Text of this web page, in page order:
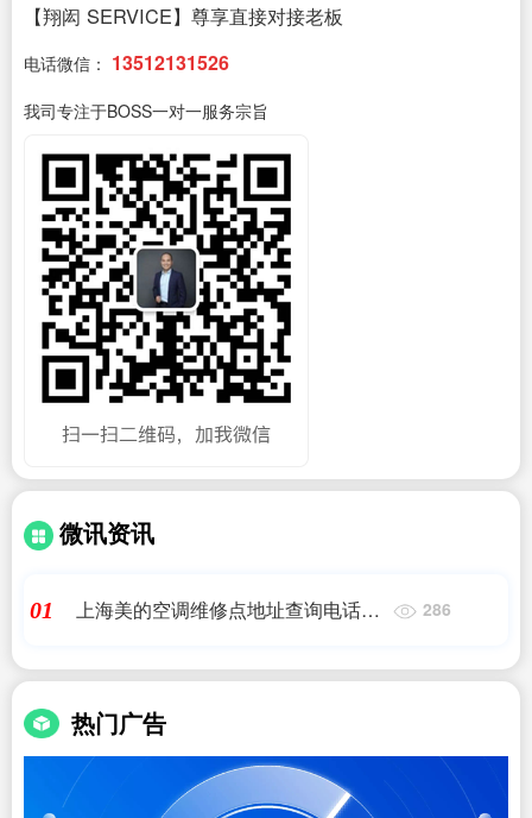
【翔闳 SERVICE】尊享直接对接老板
电话微信： 13512131526
我司专注于BOSS一对一服务宗旨
微讯资讯
01
上海美的空调维修点地址查询电话号
286
热门广告